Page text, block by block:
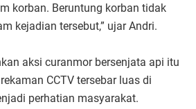
korban. Beruntung korban tidak
kejadian tersebut,” ujar Andri.
aksi curanmor bersenjata api itu
CCTV tersebar luas di
perhatian masyarakat.